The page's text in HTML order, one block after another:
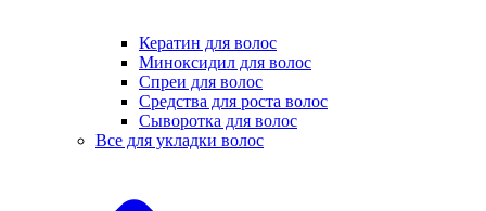
Кератин для волос
Миноксидил для волос
Спреи для волос
Средства для роста волос
Сыворотка для волос
Все для укладки волос